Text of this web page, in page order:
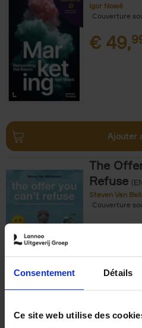
Consentement Détails
Ce site web utilise des
Igor Nowé
Couverture
€ 49,
Ajouter
The
Refuse
Steven Van
Couverture
€37,50